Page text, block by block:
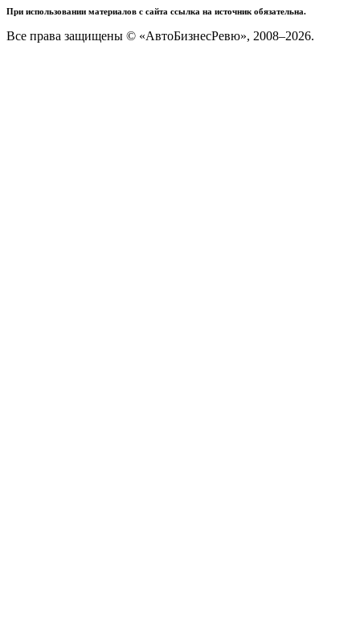
При использовании материалов с сайта ссылка на источник обязательна.
Все права защищены © «АвтоБизнесРевю», 2008–2026.